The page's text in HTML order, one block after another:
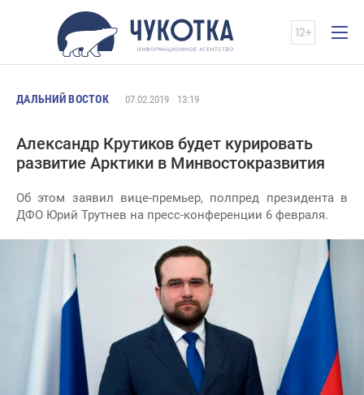
ДАЛЬНИЙ ВОСТОК 07.02.2019 13:19
Александр Крутиков будет курировать
развитие Арктики в Минвостокразвития
Об этом заявил вице-премьер, полпред президента в
ДФО Юрий Трутнев на пресс-конференции 6 февраля.